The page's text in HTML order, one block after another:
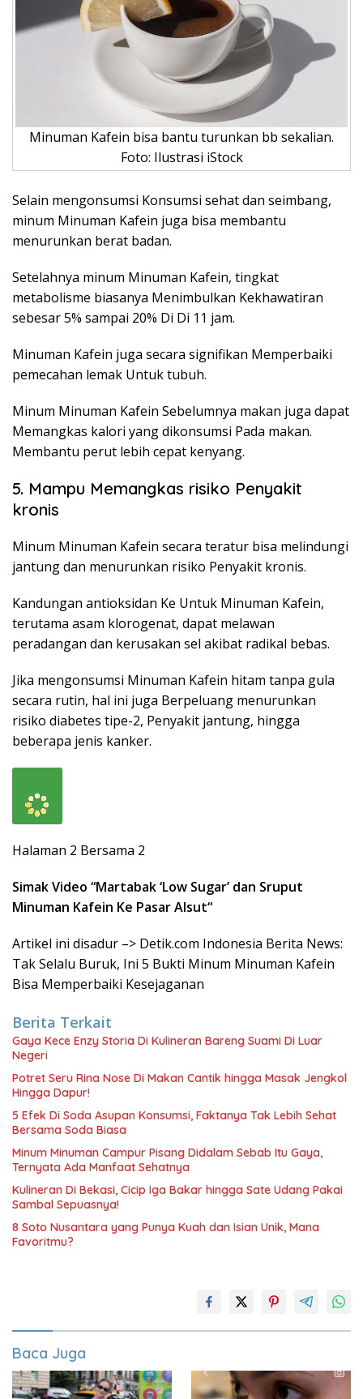
Minuman Kafein bisa bantu turunkan bb sekalian.
Foto: Ilustrasi iStock
Selain mengonsumsi Konsumsi sehat dan seimbang,
minum Minuman Kafein juga bisa membantu
menurunkan berat badan.
Setelahnya minum Minuman Kafein, tingkat
metabolisme biasanya Menimbulkan Kekhawatiran
sebesar 5% sampai 20% Di Di 11 jam.
Minuman Kafein juga secara signifikan Memperbaiki
pemecahan lemak Untuk tubuh.
Minum Minuman Kafein Sebelumnya makan juga dapat
Memangkas kalori yang dikonsumsi Pada makan.
Membantu perut lebih cepat kenyang.
5. Mampu Memangkas risiko Penyakit
kronis
Minum Minuman Kafein secara teratur bisa melindungi
jantung dan menurunkan risiko Penyakit kronis.
Kandungan antioksidan Ke Untuk Minuman Kafein,
terutama asam klorogenat, dapat melawan
peradangan dan kerusakan sel akibat radikal bebas.
Jika mengonsumsi Minuman Kafein hitam tanpa gula
secara rutin, hal ini juga Berpeluang menurunkan
risiko diabetes tipe-2, Penyakit jantung, hingga
beberapa jenis kanker.
Halaman 2 Bersama 2
Simak Video “Martabak ‘Low Sugar’ dan Sruput
Minuman Kafein Ke Pasar Alsut“
Artikel ini disadur –> Detik.com Indonesia Berita News:
Tak Selalu Buruk, Ini 5 Bukti Minum Minuman Kafein
Bisa Memperbaiki Kesejaganan
Berita Terkait
Gaya Kece Enzy Storia Di Kulineran Bareng Suami Di Luar
Negeri
Potret Seru Rina Nose Di Makan Cantik hingga Masak Jengkol
Hingga Dapur!
5 Efek Di Soda Asupan Konsumsi, Faktanya Tak Lebih Sehat
Bersama Soda Biasa
Minum Minuman Campur Pisang Didalam Sebab Itu Gaya,
Ternyata Ada Manfaat Sehatnya
Kulineran Di Bekasi, Cicip Iga Bakar hingga Sate Udang Pakai
Sambal Sepuasnya!
8 Soto Nusantara yang Punya Kuah dan Isian Unik, Mana
Favoritmu?
Baca Juga